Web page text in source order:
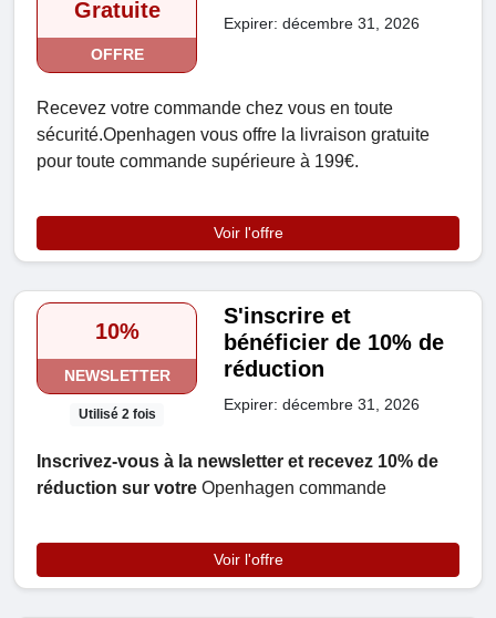
Gratuite
OFFRE
Expirer: décembre 31, 2026
Recevez votre commande chez vous en toute
sécurité.Openhagen vous offre la livraison gratuite
pour toute commande supérieure à 199€.
Voir l'offre
10%
NEWSLETTER
Utilisé 2 fois
S'inscrire et
bénéficier de 10% de
réduction
Expirer: décembre 31, 2026
Inscrivez-vous à la newsletter et recevez 10% de
réduction sur votre Openhagen commande
Voir l'offre